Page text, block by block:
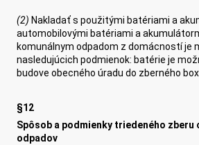
(2) Nakladať s použitými batériami a
automobilovými batériami a
komunálnym odpadom z domácností je
nasledujúcich podmienok: batérie je
budove obecného úradu do zberného
§12
Spôsob a podmienky triedeného zberu
odpadov